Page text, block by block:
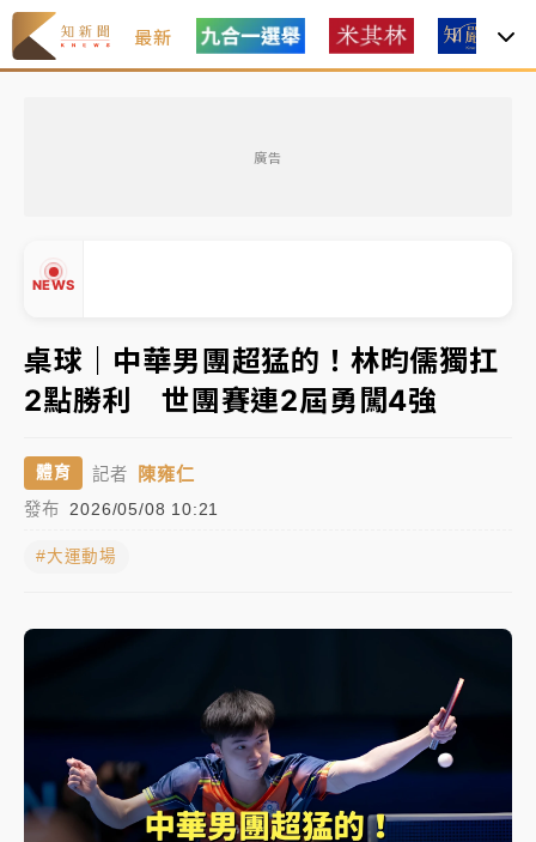
最新
廣告
NEWS
處置制度大變革！ 證交所今起縮短股票「關禁閉」天
數與撮合時間
才續任就飛美國大學面試 清大校長高為元致歉：機會
到來時引起我的好奇
白海豚颱風解除海警 西南風來了！4縣市大雨特報、各
分析｜ 7月營收甫首破單月9000億元下半年續旺指
標？ 鴻海本週法說法人關注的四大重點
和欣客運總裁逝世！少東涉洗錢遭收押 戴手銬
腳鐐提前奔靈堂畫面曝
處置制度大變革！ 證交所今起縮短股票「關禁閉」天
數與撮合時間
桌球｜中華男團超猛的！林昀儒獨扛
2點勝利 世團賽連2屆勇闖4強
體育 記者 陳雍仁
發布 2026/05/08 10:21
#大運動場